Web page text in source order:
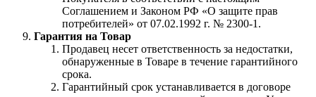
Соглашением и Законом РФ «О защите прав
потребителей» от 07.02.1992 г. № 2300-1.
Гарантия на Товар
Продавец несет ответственность за недостатки,
обнаруженные в Товаре в течение гарантийного
срока.
Гарантийный срок устанавливается в договоре